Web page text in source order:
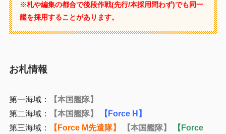
※札や編集の都合で後段作戦(先行/本採用問わず)でも同一
艦を採用することがあります。
お札情報
第一海域：
【本国艦隊】
第二海域：
【本国艦隊】
【Force H】
第三海域：
【Force M先遣隊】 【本国艦隊】 【Force